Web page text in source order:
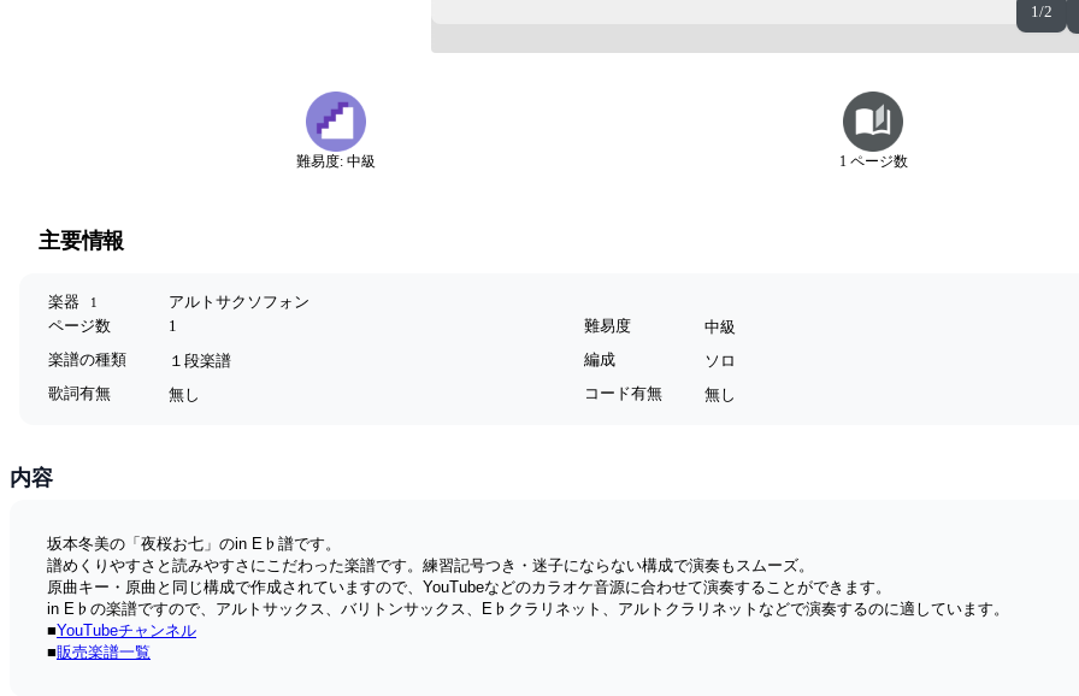
1/2
難易度: 中級 1 ページ数
主要情報
楽器 1
アルトサクソフォン
ページ数
1 難易度
中級
楽譜の種類
１段楽譜 編成
ソロ
歌詞有無
無し コード有無 無し
内容
坂本冬美の「夜桜お七」のin E♭譜です。
譜めくりやすさと読みやすさにこだわった楽譜です。練習記号つき・迷子にならない構成で演奏もスムーズ。
原曲キー・原曲と同じ構成で作成されていますので、YouTubeなどのカラオケ音源に合わせて演奏することができます。
in E♭の楽譜ですので、アルトサックス、バリトンサックス、E♭クラリネット、アルトクラリネットなどで演奏するのに適しています。
■YouTubeチャンネル
■販売楽譜一覧